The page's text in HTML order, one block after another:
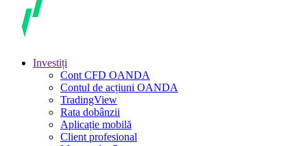
Investiți
Cont CFD OANDA
Contul de acțiuni OANDA
TradingView
Rata dobânzii
Aplicație mobilă
Client profesional